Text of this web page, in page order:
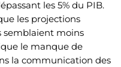
les 5% du PIB.
les projections
semblaient moins
le manque de
la communication des